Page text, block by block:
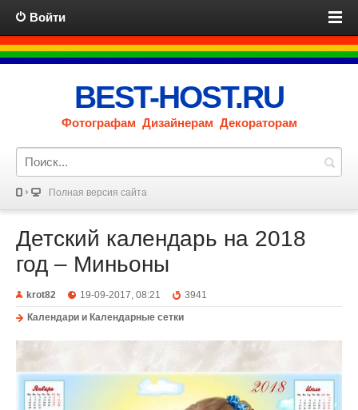
Войти
BEST-HOST.RU
Фотографам Дизайнерам Декораторам
Полная версия сайта
Детский календарь на 2018
год – Миньоны
krot82 19-09-2017, 08:21
3941
Календари и Календарные сетки